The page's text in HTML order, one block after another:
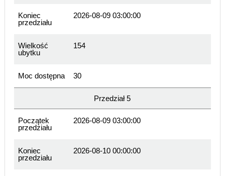
Koniec
przedziału
2026-08-09 03:00:00
Wielkość
ubytku
154
Moc dostępna 30
Przedział 5
Początek
przedziału
2026-08-09 03:00:00
Koniec
przedziału
2026-08-10 00:00:00